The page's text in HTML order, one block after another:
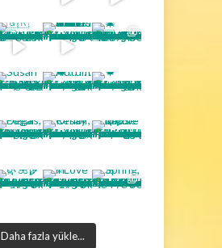
Daha fazla yükle...